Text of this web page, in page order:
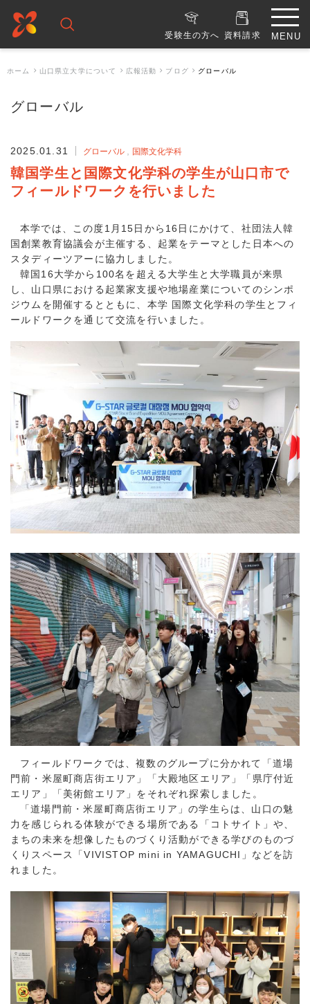
受験生の方へ 資料請求
ホーム 山口県立大学について 広報活動 ブログ グローバル
グローバル
2025.01.31 グローバル 国際文化学科
韓国学生と国際文化学科の学生が山口市で
フィールドワークを行いました
本学では、この度1月15日から16日にかけて、社団法人韓
国創業教育協議会が主催する、起業をテーマとした日本への
スタディーツアーに協力しました。
韓国16大学から100名を超える大学生と大学職員が来県
し、山口県における起業家支援や地場産業についてのシンポ
ジウムを開催するとともに、本学 国際文化学科の学生とフィ
ールドワークを通じて交流を行いました。
フィールドワークでは、複数のグループに分かれて「道場
門前・米屋町商店街エリア」「大殿地区エリア」「県庁付近
エリア」「美術館エリア」をそれぞれ探索しました。
「道場門前・米屋町商店街エリア」の学生らは、山口の魅
力を感じられる体験ができる場所である「コトサイト」や、
まちの未来を想像したものづくり活動ができる学びのものづ
くりスペース「VIVISTOP mini in YAMAGUCHI」などを訪
れました。